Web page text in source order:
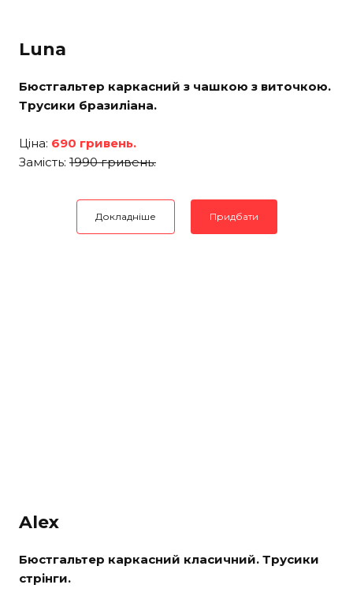
Luna
Бюстгальтер каркасний з чашкою з виточкою.
Трусики бразиліана.
Ціна: 690 гривень.
Замість: 1990 гривень.
Докладніше Придбати
Alex
Бюстгальтер каркасний класичний. Трусики
стрінги.